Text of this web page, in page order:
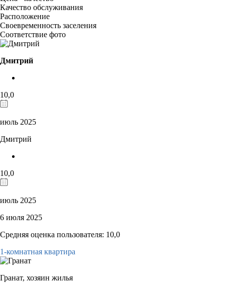
Качество обслуживания
Расположение
Своевременность заселения
Соответствие фото
Дмитрий
10,0
июль 2025
Дмитрий
10,0
июль 2025
6 июля 2025
Средняя оценка пользователя: 10,0
1-комнатная квартира
Гранат, хозяин жилья